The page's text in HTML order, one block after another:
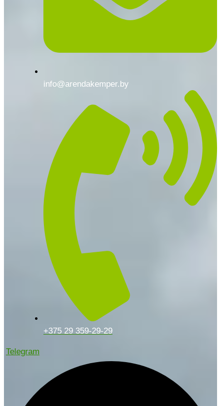
info@arendakemper.by
+375 29 359-29-29
Telegram